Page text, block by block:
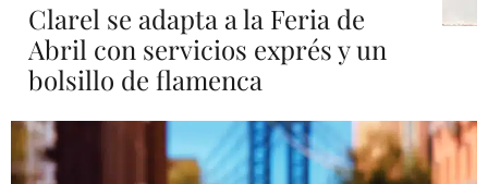
Clarel se adapta a la Feria de
Abril con servicios exprés y un
bolsillo de flamenca